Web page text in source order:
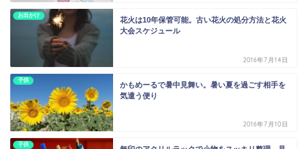
お出かけ
花火は10年保管可能。古い花火の処分方法と花火
大会スケジュール
2016年7月14日
子供
かもめーるで暑中見舞い。暑い夏を過ごす相手を
気遣う便り
2016年7月10日
子供